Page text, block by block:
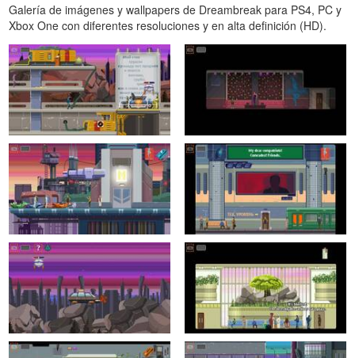
Galería de imágenes y wallpapers de Dreambreak para PS4, PC y
Xbox One con diferentes resoluciones y en alta definición (HD).